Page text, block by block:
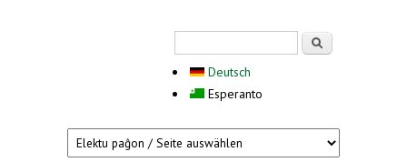
Deutsch
Esperanto